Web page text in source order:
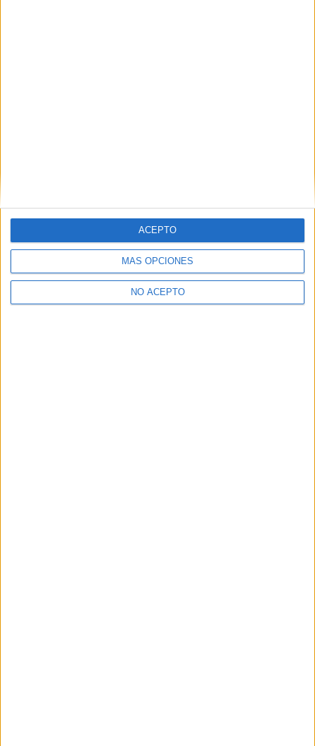
MÁS OPCIONES
NO ACEPTO
ACEPTO
Cómo elegir una carrera que te encante
¿Estás decidiendo qué estudiar y no sabes cómo? En este